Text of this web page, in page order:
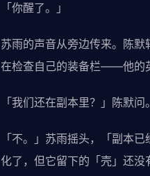
「你醒了。」
苏雨的声音从旁边传来。陈
在检查自己的装备栏——他的
「我们还在副本里？」陈默问。
「不。」苏雨摇头，「副本
化了，但它留下的「壳」还没